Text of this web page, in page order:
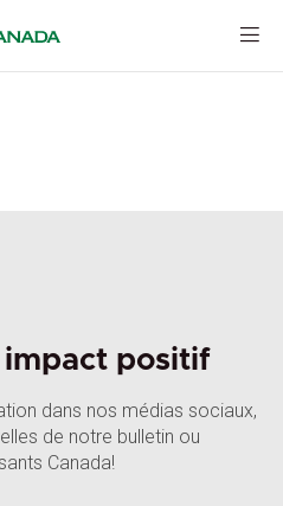
impact positif
dans nos médias sociaux,
de notre bulletin ou
Canada!